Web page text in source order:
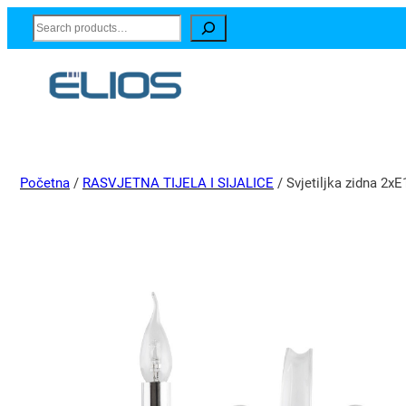
Search
Početna / RASVJETNA TIJELA I SIJALICE / Svjetiljka zidna